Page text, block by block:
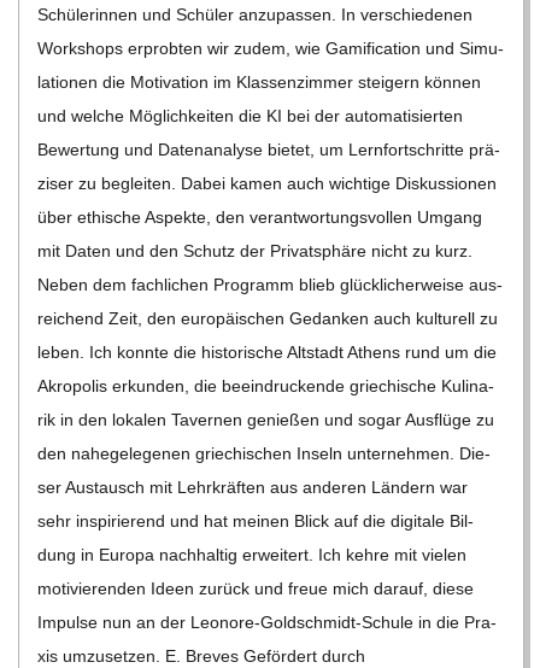
D
T
S
C
H
U
L
E
Schü­le­rin­nen und Schü­ler anzu­pas­sen. In ver­schie­de­nen
Work­shops erprob­ten wir zudem, wie Gami­fi­ca­tion und Simu­
la­tio­nen die Moti­va­tion im Klas­sen­zim­mer stei­gern kön­nen
und wel­che Mög­lich­kei­ten die KI bei der auto­ma­ti­sier­ten
Bewer­tung und Daten­ana­lyse bie­tet, um Lern­fort­schritte prä­
zi­ser zu beglei­ten. Dabei kamen auch wich­tige Dis­kus­sio­nen
über ethi­sche Aspekte, den ver­ant­wor­tungs­vol­len Umgang
mit Daten und den Schutz der Pri­vat­sphäre nicht zu kurz.
Neben dem fach­li­chen Pro­gramm blieb glück­li­cher­weise aus­
rei­chend Zeit, den euro­päi­schen Gedan­ken auch kul­tu­rell zu
leben. Ich konnte die his­to­ri­sche Alt­stadt Athens rund um die
Akro­po­lis erkun­den, die beein­dru­ckende grie­chi­sche Kuli­na­
rik in den loka­len Taver­nen genie­ßen und sogar Aus­flüge zu
den nahe­ge­le­ge­nen grie­chi­schen Inseln unter­neh­men. Die­
ser Aus­tausch mit Lehr­kräf­ten aus ande­ren Län­dern war
sehr inspi­rie­rend und hat mei­nen Blick auf die digi­tale Bil­
dung in Europa nach­hal­tig erwei­tert. Ich kehre mit vie­len
moti­vie­ren­den Ideen zurück und freue mich dar­auf, diese
Impulse nun an der Leo­­nore-Gol­d­­schmidt-Schule in die Pra­
xis umzu­set­zen. E. Bre­ves Geför­dert durch